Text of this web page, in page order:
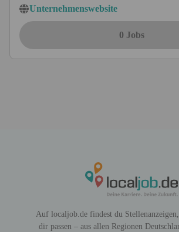
Unternehmenswebsite
0 Jobs
Auf localjob.de findest du
dir passen – aus allen Regionen